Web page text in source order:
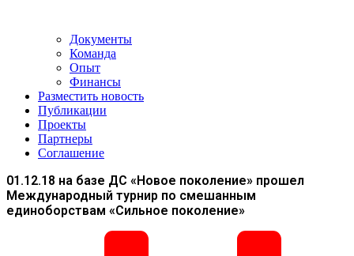
Документы
Команда
Опыт
Финансы
Разместить новость
Публикации
Проекты
Партнеры
Соглашение
01.12.18 на базе ДС «Новое поколение» прошел
Международный турнир по смешанным
единоборствам «Сильное поколение»